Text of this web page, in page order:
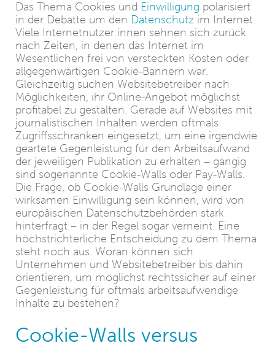
Das Thema Cookies und Einwilligung polarisiert
in der Debatte um den Datenschutz im Internet.
Viele Internetnutzer:innen sehnen sich zurück
nach Zeiten, in denen das Internet im
Wesentlichen frei von versteckten Kosten oder
allgegenwärtigen Cookie-Bannern war.
Gleichzeitig suchen Websitebetreiber nach
Möglichkeiten, ihr Online-Angebot möglichst
profitabel zu gestalten. Gerade auf Websites mit
journalistischen Inhalten werden oftmals
Zugriffsschranken eingesetzt, um eine irgendwie
geartete Gegenleistung für den Arbeitsaufwand
der jeweiligen Publikation zu erhalten – gängig
sind sogenannte Cookie-Walls oder Pay-Walls.
Die Frage, ob Cookie-Walls Grundlage einer
wirksamen Einwilligung sein können, wird von
europäischen Datenschutzbehörden stark
hinterfragt – in der Regel sogar verneint. Eine
höchstrichterliche Entscheidung zu dem Thema
steht noch aus. Woran können sich
Unternehmen und Websitebetreiber bis dahin
orientieren, um möglichst rechtssicher auf einer
Gegenleistung für oftmals arbeitsaufwendige
Inhalte zu bestehen?
Cookie-Walls versus